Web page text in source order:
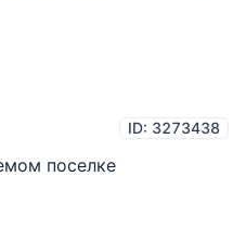
ID: 3273438
поселке